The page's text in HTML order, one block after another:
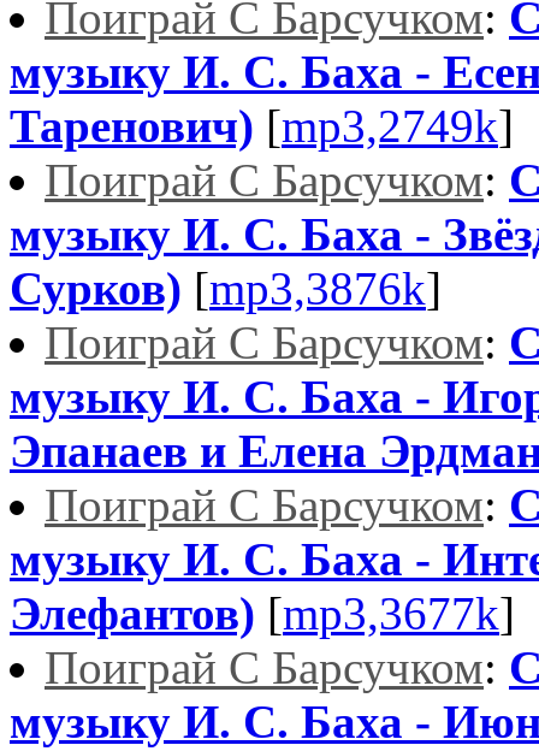
Поиграй С Барсучком:
музыку И. С. Баха -
Таренович) [mp3,2749k]
Поиграй С Барсучком:
музыку И. С. Баха -
Сурков) [mp3,3876k]
Поиграй С Барсучком:
музыку И. С. Баха -
Эпанаев и Елена
Поиграй С Барсучком:
музыку И. С. Баха -
Элефантов) [mp3,3677k]
Поиграй С Барсучком:
музыку И. С. Баха -